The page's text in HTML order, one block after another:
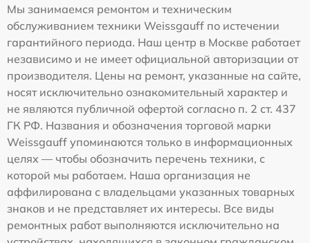
Мы занимаемся ремонтом и техническим
обслуживанием техники Weissgauff по истечении
гарантийного периода. Наш центр в Москве работает
независимо и не имеет официальной авторизации от
производителя. Цены на ремонт, указанные на сайте,
носят исключительно ознакомительный характер и
не являются публичной офертой согласно п. 2 ст. 437
ГК РФ. Названия и обозначения торговой марки
Weissgauff упоминаются только в информационных
целях — чтобы обозначить перечень техники, с
которой мы работаем. Наша организация не
аффилирована с владельцами указанных товарных
знаков и не представляет их интересы. Все виды
ремонтных работ выполняются исключительно на